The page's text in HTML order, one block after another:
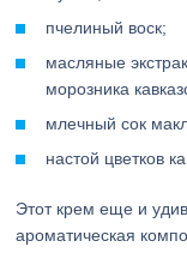
пчелиный воск;
масляные
морозника
млечный сок
настой цветков
Этот крем еще и
ароматическая